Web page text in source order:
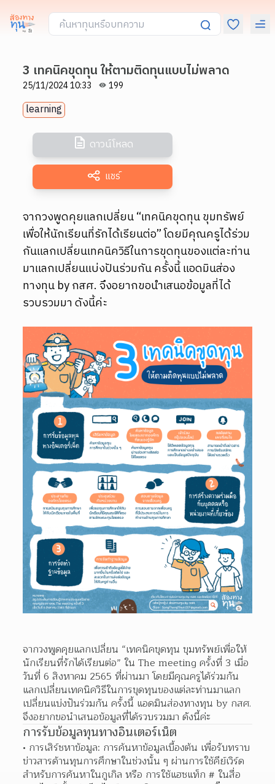
3 เทคนิคขุดทุน ให้ตามติดทุนแบบไม่พลาด
25/11/2024 10:33 199
learning
ดาวน์โหลด
แชร์
จากวงพูดคุยแลกเปลี่ยน “เทคนิคขุดทุน ขุมทรัพย์
เพื่อให้นักเรียนที่รักได้เรียนต่อ” โดยมีคุณครูได้ร่วม
กันแลกเปลี่ยนเทคนิควิธีในการขุดทุนของแต่ละท่าน
มาแลกเปลี่ยนแบ่งปันร่วมกัน ครั้งนี้ แอดมินส่อง
ทางทุน by กสศ. จึงอยากขอนำเสนอข้อมูลที่ได้
รวบรวมมา ดังนี้ค่ะ
จากวงพูดคุยแลกเปลี่ยน “เทคนิคขุดทุน ขุมทรัพย์เพื่อให้
นักเรียนที่รักได้เรียนต่อ” ใน The meeting ครั้งที่ 3 เมื่อ
วันที่ 6 สิงหาคม 2565 ที่ผ่านมา โดยมีคุณครูได้ร่วมกัน
แลกเปลี่ยนเทคนิควิธีในการขุดทุนของแต่ละท่านมาแลก
เปลี่ยนแบ่งปันร่วมกัน ครั้งนี้ แอดมินส่องทางทุน by กสศ.
จึงอยากขอนำเสนอข้อมูลที่ได้รวบรวมมา ดังนี้ค่ะ
การรับข้อมูลทุนทางอินเตอร์เน็ต
การเสิร์ชหาข้อมูล: การค้นหาข้อมูลเบื้องต้น เพื่อรับทราบ
ข่าวสารด้านทุนการศึกษาในช่วงนั้น ๆ ผ่านการใช้คีย์เวิร์ด
สำหรับการค้นหาในกูเกิล หรือ การใช้แฮชแท็ก # ในสื่อ